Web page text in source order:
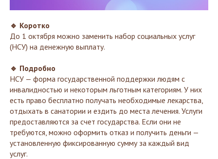
🔹 Коротко
До 1 октября можно заменить набор социальных услуг
(НСУ) на денежную выплату.
🔹 Подробно
НСУ — форма государственной поддержки людям с
инвалидностью и некоторым льготным категориям. У них
есть право бесплатно получать необходимые лекарства,
отдыхать в санатории и ездить до места лечения. Услуги
предоставляются за счет государства. Если они не
требуются, можно оформить отказ и получить деньги —
установленную фиксированную сумму за каждый вид
услуг.